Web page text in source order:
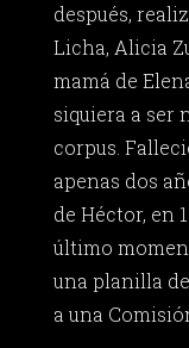
después,
Licha, Alicia
mamá de
siquiera a ser
corpus.
apenas dos
de Héctor, en
último
una planilla
a una